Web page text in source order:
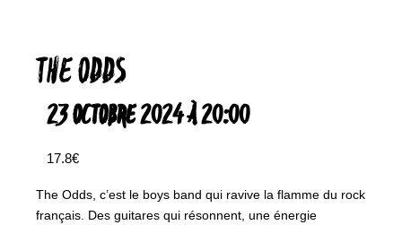
THE ODDS
23 OCTOBRE 2024 À 20:00
17.8€
The Odds, c’est le boys band qui ravive la flamme du rock
français. Des guitares qui résonnent, une énergie